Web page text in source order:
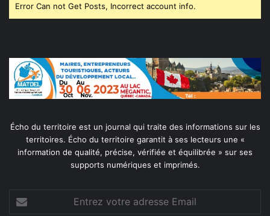
Error Can not Get Posts, Incorrect account info.
Écho du territoire est un journal qui traite des informations sur les
territoires. Écho du territoire garantit à ses lecteurs une «
information de qualité, précise, vérifiée et équilibrée » sur ses
supports numériques et imprimés.
Entrez
votre